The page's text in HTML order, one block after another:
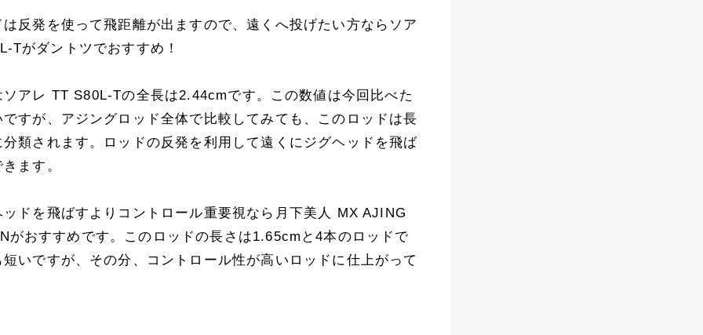
反発を使って飛距離が出ますので、遠くへ投げたい方ならソア
Tがダントツでおすすめ！
ソアレ TT S80L-Tの全長は2.44cmです。この数値は今回比べた
すが、アジングロッド全体で比較してみても、このロッドは長
類されます。ロッドの反発を利用して遠くにジグヘッドを飛ば
ます。
ッドを飛ばすよりコントロール重要視なら月下美人 MX AJING
がおすすめです。このロッドの長さは1.65cmと4本のロッドで
いですが、その分、コントロール性が高いロッドに仕上がって